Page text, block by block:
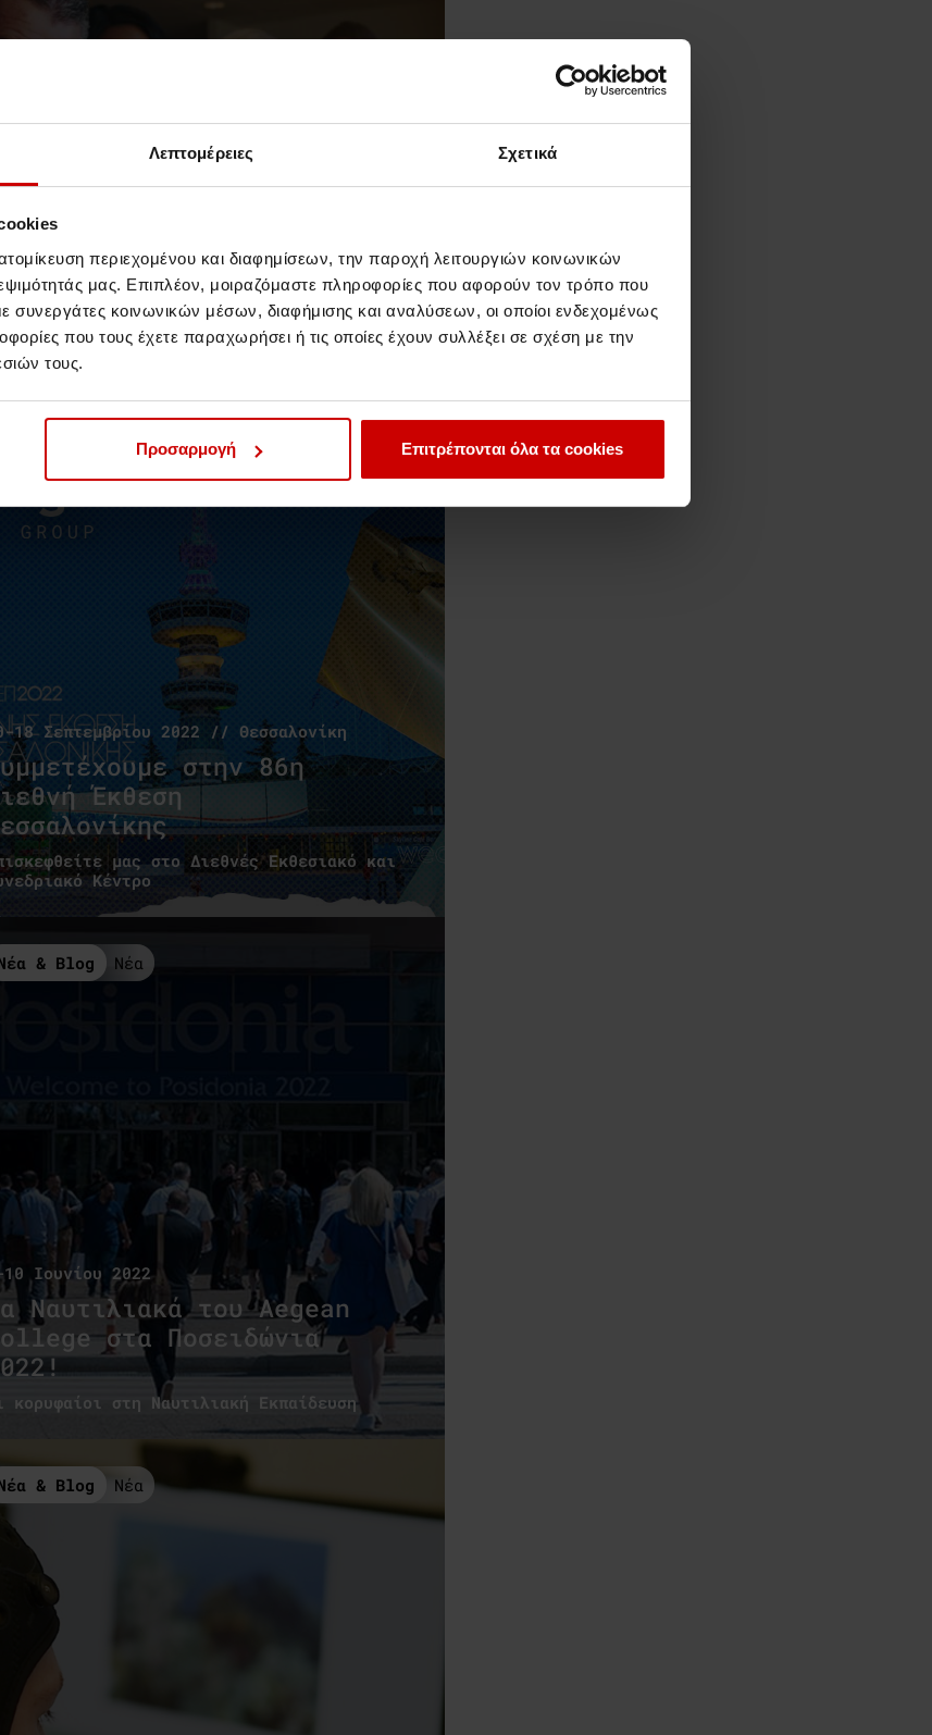
Λεπτομέρειες Σχετικά
περιεχομένου και διαφημίσεων, την παροχή λειτουργιών κοινωνικών
μας. Επιπλέον, μοιραζόμαστε πληροφορίες που αφορούν τον τρόπο που
συνεργάτες κοινωνικών μέσων, διαφήμισης και αναλύσεων, οι οποίοι ενδεχομένως
που τους έχετε παραχωρήσει ή τις οποίες έχουν συλλέξει σε σχέση με την
τους.
Προσαρμογή Επιτρέπονται όλα τα cookies
Aegean College μέλος
Advance HE
διεθνούς δικτύου Τριτοβάθμιας
Νέα
18 Σεπτεμβρίου 2022 // Θεσσαλονίκη
στην 86η
Έκθεση
μας στο Διεθνές Εκθεσιακό και
Κέντρο
& Blog Νέα
Ιουνίου 2022
Ναυτιλιακά του Aegean
στα Ποσειδώνια
κορυφαίοι στη Ναυτιλιακή Εκπαίδευση
& Blog Νέα